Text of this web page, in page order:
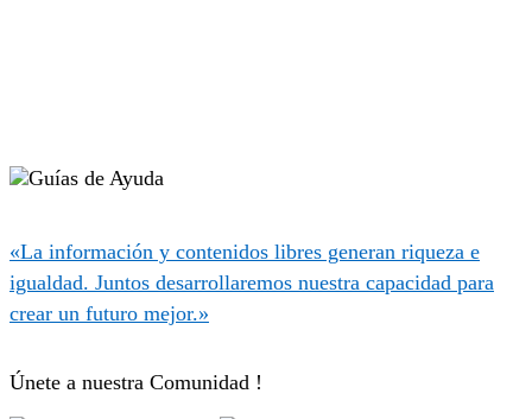
«La información y contenidos libres generan riqueza e
igualdad. Juntos desarrollaremos nuestra capacidad para
crear un futuro mejor.»
Únete a nuestra Comunidad !